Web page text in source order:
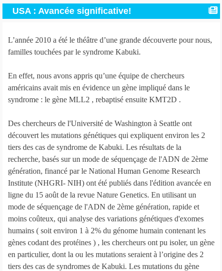
USA : Avancée significative!
L’année 2010 a été le théâtre d’une grande découverte pour nous,
familles touchées par le syndrome Kabuki.
En effet, nous avons appris qu’une équipe de chercheurs
américains avait mis en évidence un gène impliqué dans le
syndrome : le gène MLL2 , rebaptisé ensuite KMT2D .
Des chercheurs de l'Université de Washington à Seattle ont
découvert les mutations génétiques qui expliquent environ les 2
tiers des cas de syndrome de Kabuki. Les résultats de la
recherche, basés sur un mode de séquençage de l'ADN de 2ème
génération, financé par le National Human Genome Research
Institute (NHGRI- NIH) ont été publiés dans l'édition avancée en
ligne du 15 août de la revue Nature Genetics. En utilisant un
mode de séquençage de l'ADN de 2ème génération, rapide et
moins coûteux, qui analyse des variations génétiques d'exomes
humains ( soit environ 1 à 2% du génome humain contenant les
gènes codant des protéines ) , les chercheurs ont pu isoler, un gène
en particulier, dont la ou les mutations seraient à l’origine des 2
tiers des cas de syndromes de Kabuki. Les mutations du gène